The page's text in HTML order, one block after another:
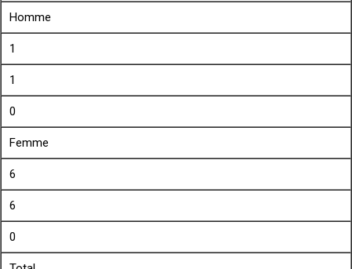
Homme
1
1
0
Femme
6
6
0